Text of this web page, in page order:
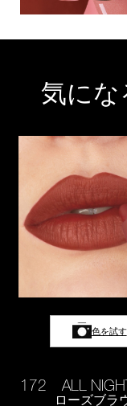
気にな
色を試す
172 ALL
ローズブラ